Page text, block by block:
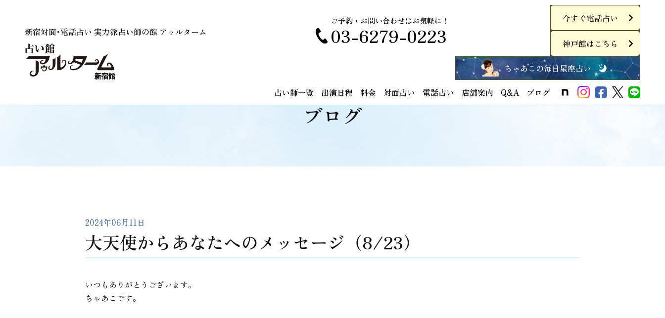
新宿対面･電話占い 実力派占い師の館 アゥルターム
ご予約・お問い合わせはお気軽に！
03-6279-0223
今すぐ電話占い
神戸館はこちら
ちゃあこの毎日星座占い
占い師一覧 出演日程 料金 対面占い 電話占い 店舗案内 Q&A ブログ
ブログ
2024年06月11日
大天使からあなたへのメッセージ（8/23）
いつもありがとうございます。
ちゃあこです。